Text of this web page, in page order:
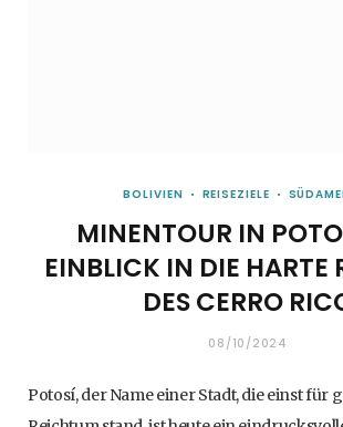
BOLIVIEN REISEZIELE
MINENTOUR IN
EINBLICK IN DIE HARTE
DES CERRO
08/10/2024
Potosí, der Name einer Stadt, die einst für